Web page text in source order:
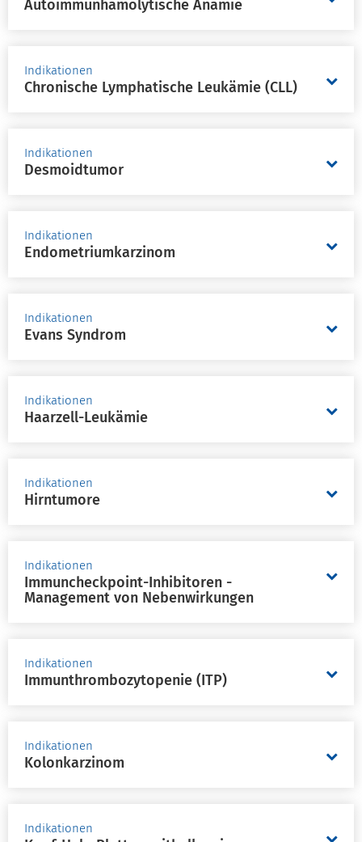
Autoimmunhämolytische Anämie
Indikationen
Chronische Lymphatische Leukämie (CLL)
Indikationen
Desmoidtumor
Indikationen
Endometriumkarzinom
Indikationen
Evans Syndrom
Indikationen
Haarzell-Leukämie
Indikationen
Hirntumore
Indikationen
Immuncheckpoint-Inhibitoren -
Management von Nebenwirkungen
Indikationen
Immunthrombozytopenie (ITP)
Indikationen
Kolonkarzinom
Indikationen